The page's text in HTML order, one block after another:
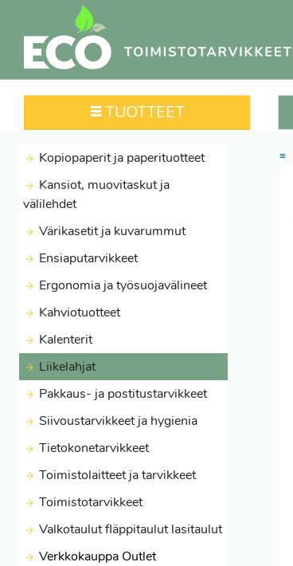
TUOTTEET
Kopiopaperit ja paperituotteet
Kansiot, muovitaskut ja
välilehdet
Värikasetit ja kuvarummut
Ensiaputarvikkeet
Ergonomia ja työsuojavälineet
Kahviotuotteet
Kalenterit
Liikelahjat
Pakkaus- ja postitustarvikkeet
Siivoustarvikkeet ja hygienia
Tietokonetarvikkeet
Toimistolaitteet ja tarvikkeet
Toimistotarvikkeet
Valkotaulut fläppitaulut lasitaulut
Verkkokauppa Outlet
≡